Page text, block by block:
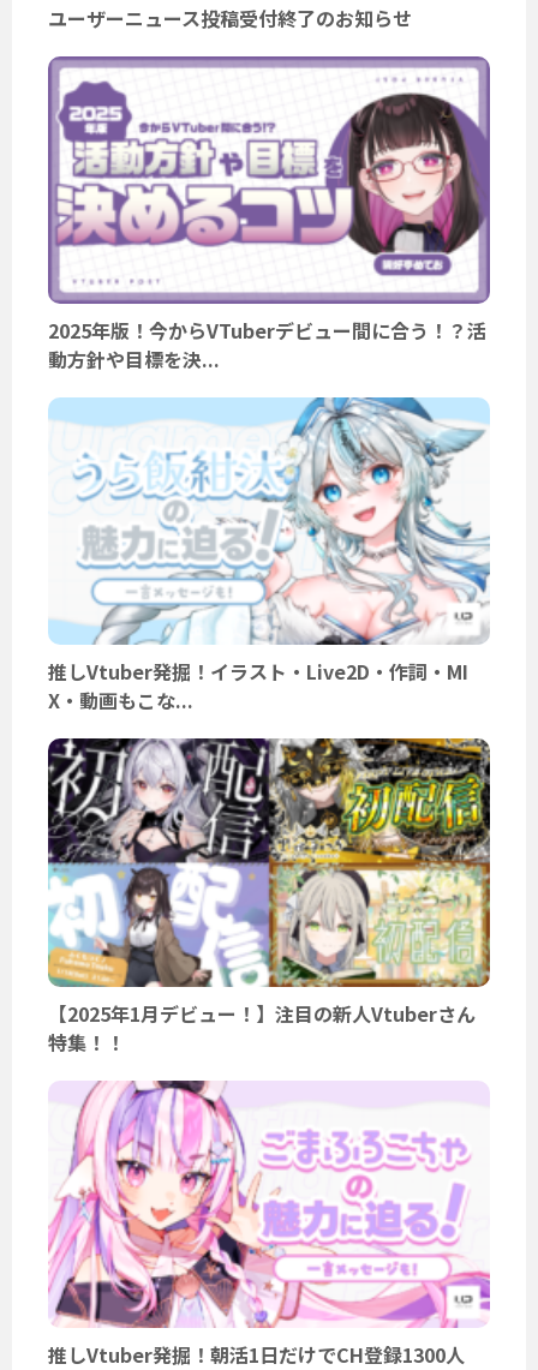
ユーザーニュース投稿受付終了のお知らせ
2025年版！今からVTuberデビュー間に合う！？活
動方針や目標を決...
推しVtuber発掘！イラスト・Live2D・作詞・MI
X・動画もこな...
【2025年1月デビュー！】注目の新人Vtuberさん
特集！！
推しVtuber発掘！朝活1日だけでCH登録1300人